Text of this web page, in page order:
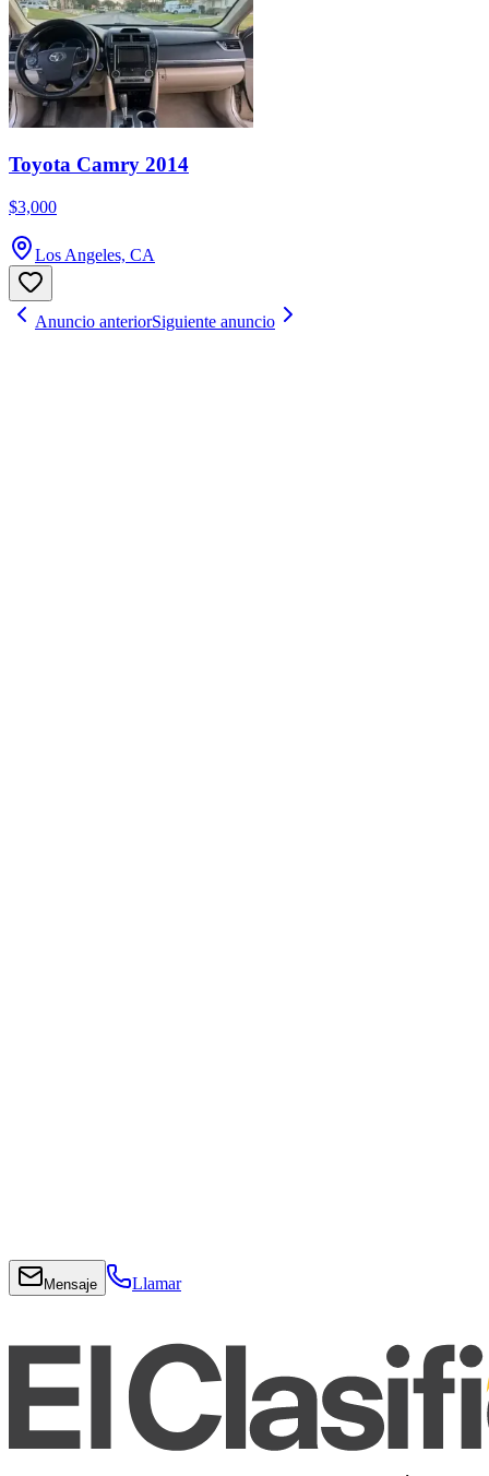
Toyota Camry 2014
$3,000
Los Angeles, CA
Anuncio anteriorSiguiente anuncio
Mensaje Llamar